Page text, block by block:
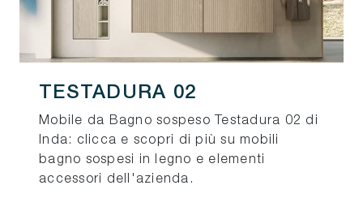
TESTADURA 02
Mobile da Bagno sospeso Testadura 02 di
Inda: clicca e scopri di più su mobili
bagno sospesi in legno e elementi
accessori dell'azienda.